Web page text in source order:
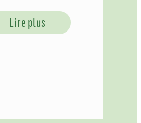
Lire plus